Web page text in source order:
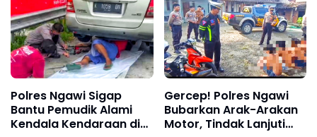
Polres Ngawi Sigap
Bantu Pemudik Alami
Kendala Kendaraan di
Gercep! Polres Ngawi
Bubarkan Arak-Arakan
Motor, Tindak Lanjuti